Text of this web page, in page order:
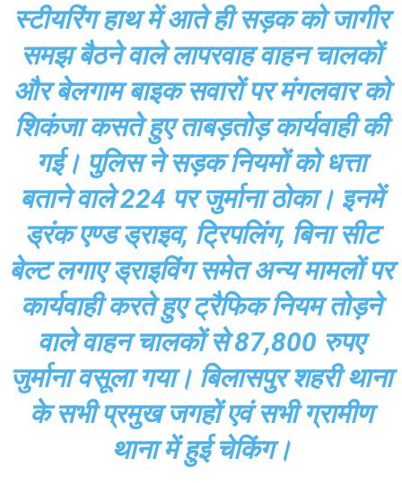
स्टीयरिंग हाथ में आते ही सड़क को जागीर
समझ बैठने वाले लापरवाह वाहन चालकों
और बेलगाम बाइक सवारों पर मंगलवार को
शिकंजा कसते हुए ताबड़तोड़ कार्यवाही की
गई। पुलिस ने सड़क नियमों को धत्ता
बताने वाले 224 पर जुर्माना ठोका। इनमें
ड्रंक एण्ड ड्राइव, ट्रिपलिंग, बिना सीट
बेल्ट लगाए ड्राइविंग समेत अन्य मामलों पर
कार्यवाही करते हुए ट्रैफिक नियम तोड़ने
वाले वाहन चालकों से 87,800 रुपए
जुर्माना वसूला गया। बिलासपुर शहरी थाना
के सभी प्रमुख जगहों एवं सभी ग्रामीण
थाना में हुई चेकिंग।